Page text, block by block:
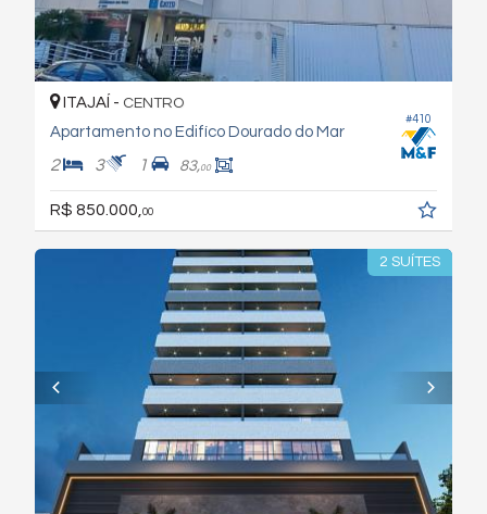
#410
ITAJAÍ - CENTRO
Apartamento no Edifíco Dourado do Mar
2 3 1 83,00
R$ 850.000, 00
2 SUÍTES